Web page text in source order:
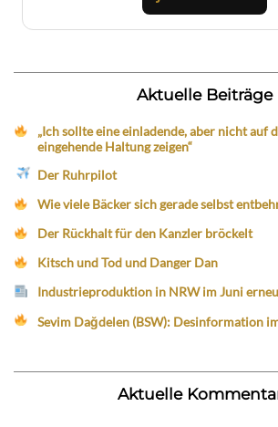
Aktuelle Beiträge
„Ich sollte eine einladende, aber nicht auf
eingehende Haltung zeigen“
Der Ruhrpilot
Wie viele Bäcker sich gerade selbst
Der Rückhalt für den Kanzler bröckelt
Kitsch und Tod und Danger Dan
Industrieproduktion in NRW im Juni
Sevim Dağdelen (BSW): Desinformation
Aktuelle